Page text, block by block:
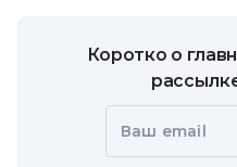
Коротко о
Ваш email